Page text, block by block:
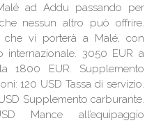
ad Addu passando per
nessun altro può offrire.
che vi porterà a Malé, con
3050 EUR a
1800 EUR. Supplemento
120 USD Tassa di servizio.
Supplemento carburante.
Mance all’equipaggio